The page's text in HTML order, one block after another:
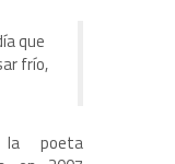
que
frío,
poeta